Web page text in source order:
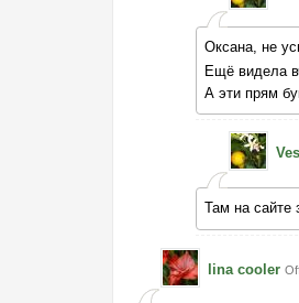
Оксана, не
Ещё видела
А эти прям
Там на сайте
lina cooler